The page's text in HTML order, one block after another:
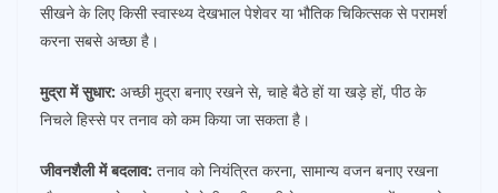
सीखने के लिए किसी स्वास्थ्य देखभाल पेशेवर या भौतिक चिकित्सक से परामर्श
करना सबसे अच्छा है।
मुद्रा में सुधार: अच्छी मुद्रा बनाए रखने से, चाहे बैठे हों या खड़े हों, पीठ के
निचले हिस्से पर तनाव को कम किया जा सकता है।
जीवनशैली में बदलाव: तनाव को नियंत्रित करना, सामान्य वजन बनाए रखना